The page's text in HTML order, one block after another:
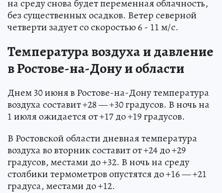
на среду снова будет переменная облачность,
без существенных осадков. Ветер северной
четверти задует со скоростью 6 - 11 м/с.
Температура воздуха и давление
в Ростове-на-Дону и области
Днем 30 июня в Ростове-на-Дону температура
воздуха составит +28 — +30 градусов. В ночь на
1 июля ожидается от +17 до +19 градусов.
В Ростовской области дневная температура
воздуха во вторник составит от +24 до +29
градусов, местами до +32. В ночь на среду
столбики термометров опустятся до +16 — +21
градуса, местами до +12.